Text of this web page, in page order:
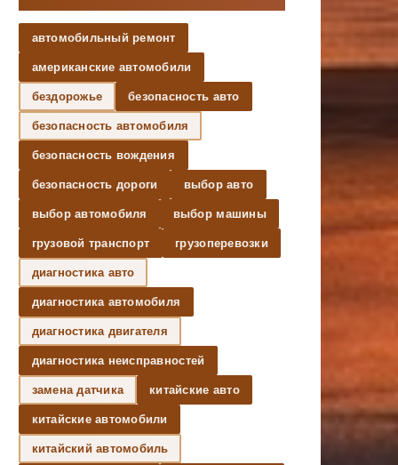
автомобильный ремонт
американские автомобили
бездорожье безопасность авто
безопасность автомобиля
безопасность вождения
безопасность дороги выбор авто
выбор автомобиля выбор машины
грузовой транспорт грузоперевозки
диагностика авто
диагностика автомобиля
диагностика двигателя
диагностика неисправностей
замена датчика китайские авто
китайские автомобили
китайский автомобиль